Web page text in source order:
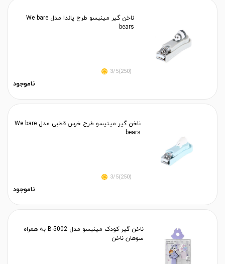
ناخن گیر مینیسو طرح پاندا مدل We bare
bears
(250)3/5
ناموجود
ناخن گیر مینیسو طرح خرس قطبی مدل We bare
bears
(250)3/5
ناموجود
ناخن گیر کودک مینیسو مدل B-5002 به همراه
سوهان ناخن